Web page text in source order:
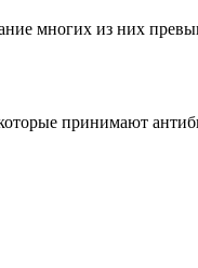
многих из них
принимают